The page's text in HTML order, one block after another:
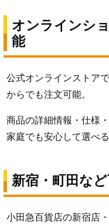
オンラインシ
能
公式オンラインストア
からでも注文可能。
商品の詳細情報・仕様
家庭でも安心して選べ
新宿・町田な
小田急百貨店の新宿店